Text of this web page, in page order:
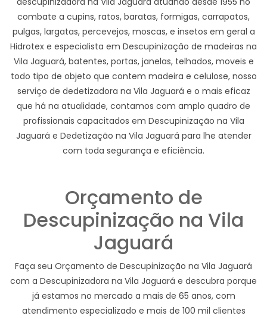
combate a cupins, ratos, baratas, formigas, carrapatos,
pulgas, largatas, percevejos, moscas, e insetos em geral a
Hidrotex e especialista em Descupinização de madeiras na
Vila Jaguará, batentes, portas, janelas, telhados, moveis e
todo tipo de objeto que contem madeira e celulose, nosso
serviço de dedetizadora na Vila Jaguará e o mais eficaz
que há na atualidade, contamos com amplo quadro de
profissionais capacitados em Descupinização na Vila
Jaguará e Dedetização na Vila Jaguará para lhe atender
com toda segurança e eficiência.
Orçamento de
Descupinização na Vila
Jaguará
Faça seu Orçamento de Descupinização na Vila Jaguará
com a Descupinizadora na Vila Jaguará e descubra porque
já estamos no mercado a mais de 65 anos, com
atendimento especializado e mais de 100 mil clientes